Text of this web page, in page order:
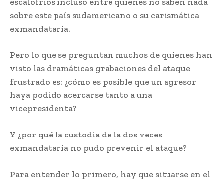
sobre este país sudamericano o su carismática
exmandataria.
Pero lo que se preguntan muchos de quienes han
visto las dramáticas grabaciones del ataque
frustrado es: ¿cómo es posible que un agresor
haya podido acercarse tanto a una
vicepresidenta?
Y ¿por qué la custodia de la dos veces
exmandataria no pudo prevenir el ataque?
Para entender lo primero, hay que situarse en el